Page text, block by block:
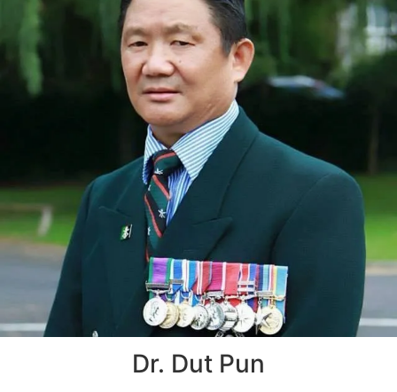
Dr. Dut Pun